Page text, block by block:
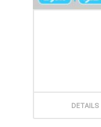
DETAILS